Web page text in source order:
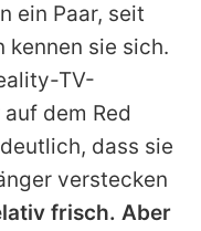
ein Paar, seit
kennen sie sich.
TV-
dem Red
dass sie
verstecken
frisch. Aber